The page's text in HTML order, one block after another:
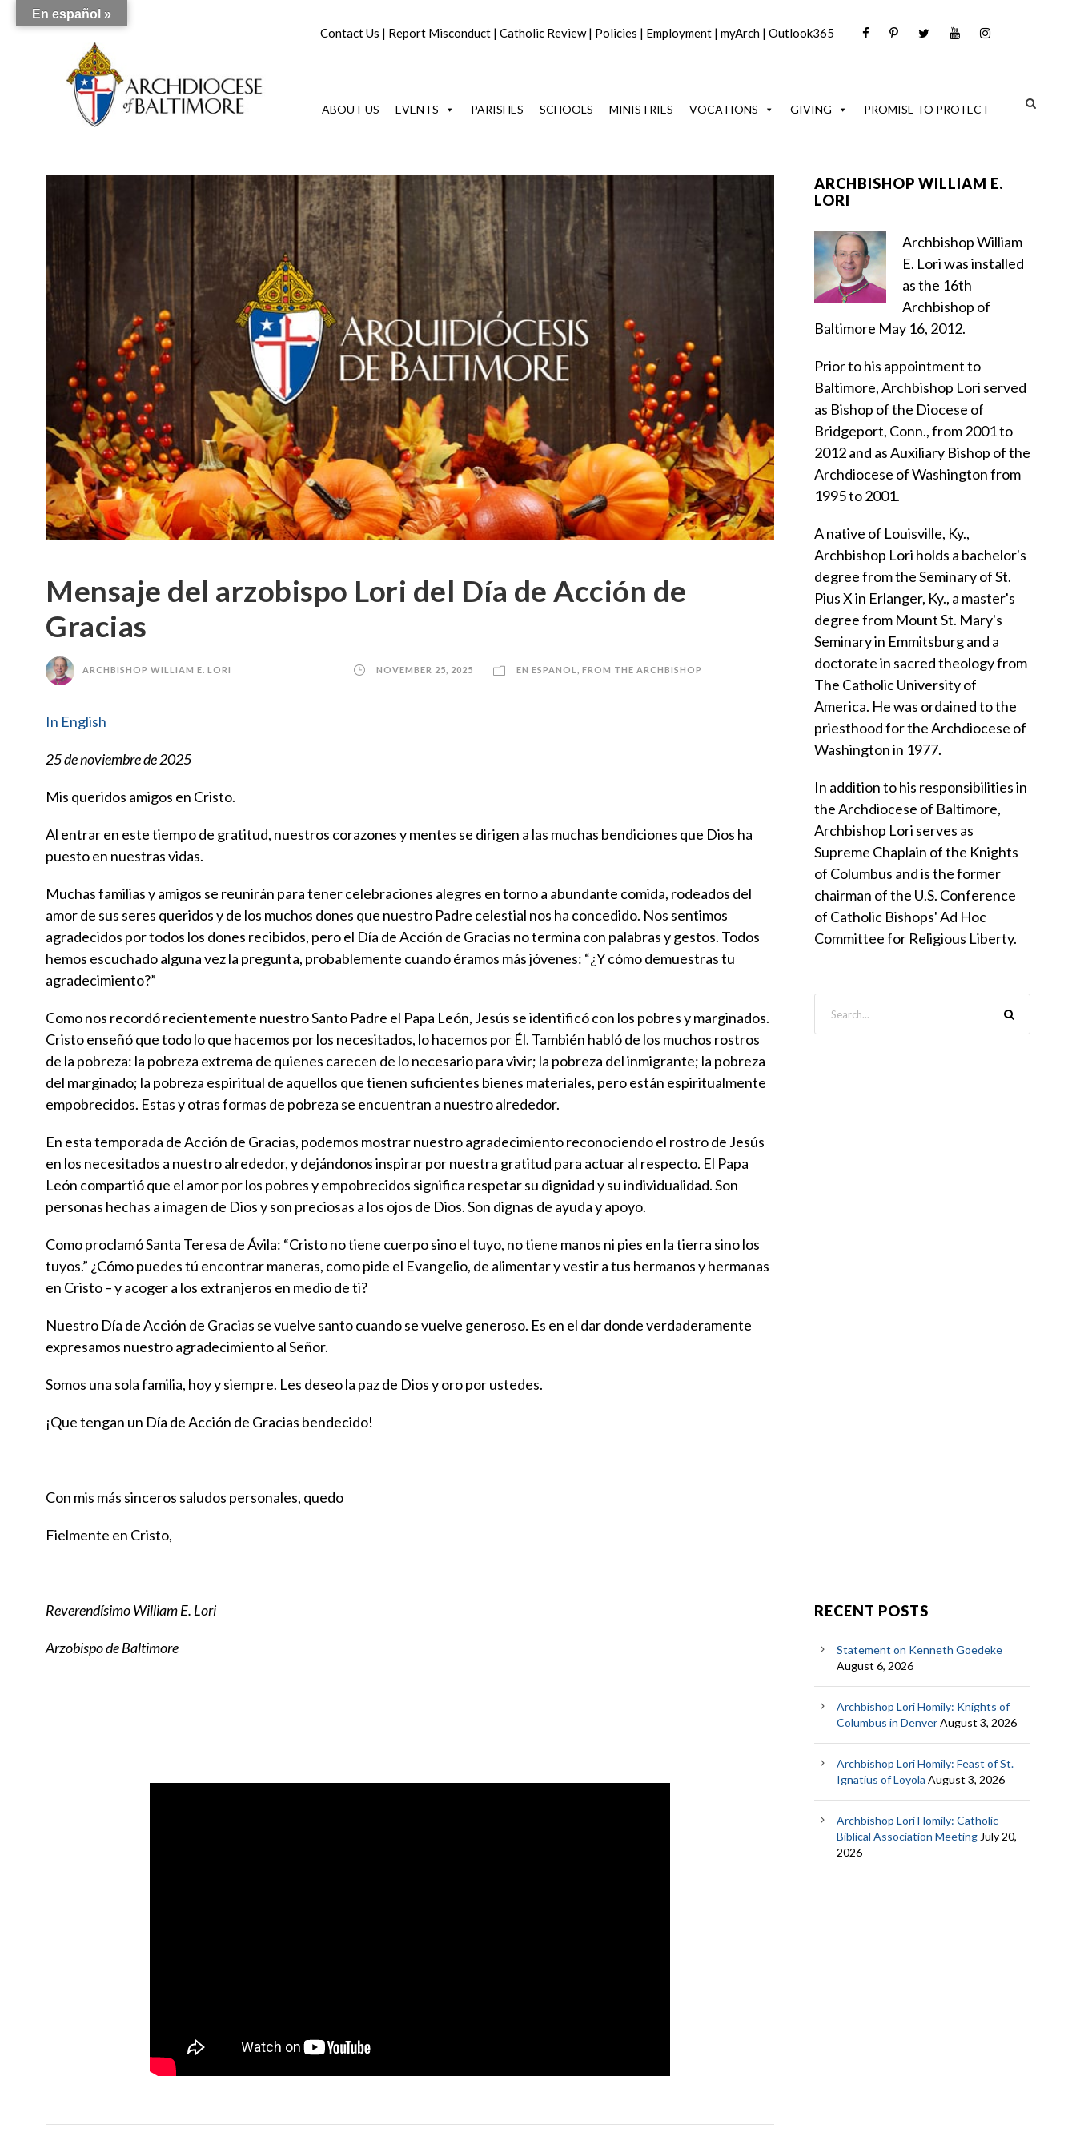
Contact Us | Report Misconduct | Catholic Review| Policies | Employment | myArch | Outlook365
ABOUT US EVENTS PARISHES SCHOOLS MINISTRIES VOCATIONS GIVING PROMISE TO PROTECT
Mensaje del arzobispo Lori del Día de Acción de
Gracias
ARCHBISHOP WILLIAM E. LORI NOVEMBER 25, 2025 EN ESPANOL FROM THE ARCHBISHOP
In English
25 de noviembre de 2025
Mis queridos amigos en Cristo.
Al entrar en este tiempo de gratitud, nuestros corazones y mentes se dirigen a las muchas bendiciones que Dios ha
puesto en nuestras vidas.
Muchas familias y amigos se reunirán para tener celebraciones alegres en torno a abundante comida, rodeados del
amor de sus seres queridos y de los muchos dones que nuestro Padre celestial nos ha concedido. Nos sentimos
agradecidos por todos los dones recibidos, pero el Día de Acción de Gracias no termina con palabras y gestos. Todos
hemos escuchado alguna vez la pregunta, probablemente cuando éramos más jóvenes: “¿Y cómo demuestras tu
agradecimiento?”
Como nos recordó recientemente nuestro Santo Padre el Papa León, Jesús se identificó con los pobres y marginados.
Cristo enseñó que todo lo que hacemos por los necesitados, lo hacemos por Él. También habló de los muchos rostros
de la pobreza: la pobreza extrema de quienes carecen de lo necesario para vivir; la pobreza del inmigrante; la pobreza
del marginado; la pobreza espiritual de aquellos que tienen suficientes bienes materiales, pero están espiritualmente
empobrecidos. Estas y otras formas de pobreza se encuentran a nuestro alrededor.
En esta temporada de Acción de Gracias, podemos mostrar nuestro agradecimiento reconociendo el rostro de Jesús
en los necesitados a nuestro alrededor, y dejándonos inspirar por nuestra gratitud para actuar al respecto. El Papa
León compartió que el amor por los pobres y empobrecidos significa respetar su dignidad y su individualidad. Son
personas hechas a imagen de Dios y son preciosas a los ojos de Dios. Son dignas de ayuda y apoyo.
Como proclamó Santa Teresa de Ávila: “Cristo no tiene cuerpo sino el tuyo, no tiene manos ni pies en la tierra sino los
tuyos.” ¿Cómo puedes tú encontrar maneras, como pide el Evangelio, de alimentar y vestir a tus hermanos y hermanas
en Cristo – y acoger a los extranjeros en medio de ti?
Nuestro Día de Acción de Gracias se vuelve santo cuando se vuelve generoso. Es en el dar donde verdaderamente
expresamos nuestro agradecimiento al Señor.
Somos una sola familia, hoy y siempre. Les deseo la paz de Dios y oro por ustedes.
¡Que tengan un Día de Acción de Gracias bendecido!
Con mis más sinceros saludos personales, quedo
Fielmente en Cristo,
Reverendísimo William E. Lori
Arzobispo de Baltimore
ARCHBISHOP WILLIAM E.
LORI
Archbishop William
E. Lori was installed
as the 16th
Archbishop of
Baltimore May 16, 2012.
Prior to his appointment to
Baltimore, Archbishop Lori served
as Bishop of the Diocese of
Bridgeport, Conn., from 2001 to
2012 and as Auxiliary Bishop of the
Archdiocese of Washington from
1995 to 2001.
A native of Louisville, Ky.,
Archbishop Lori holds a bachelor's
degree from the Seminary of St.
Pius X in Erlanger, Ky., a master's
degree from Mount St. Mary's
Seminary in Emmitsburg and a
doctorate in sacred theology from
The Catholic University of
America. He was ordained to the
priesthood for the Archdiocese of
Washington in 1977.
In addition to his responsibilities in
the Archdiocese of Baltimore,
Archbishop Lori serves as
Supreme Chaplain of the Knights
of Columbus and is the former
chairman of the U.S. Conference
of Catholic Bishops' Ad Hoc
Committee for Religious Liberty.
RECENT POSTS
Statement on Kenneth Goedeke
August 6, 2026
Archbishop Lori Homily: Knights of
Columbus in DenverAugust 3, 2026
Archbishop Lori Homily: Feast of St.
Ignatius of Loyola August 3, 2026
Archbishop Lori Homily: Catholic
Biblical Association MeetingJuly 20,
2026
En español »